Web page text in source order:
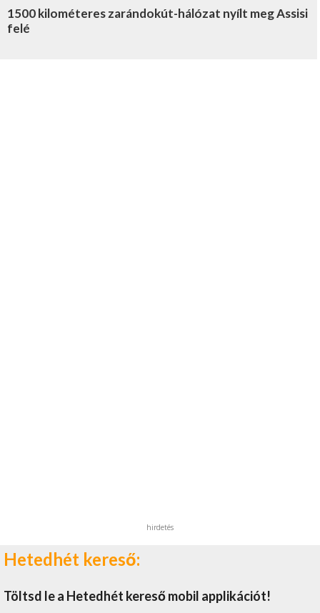
1500 kilométeres zarándokút-hálózat nyílt meg Assisi
felé
hirdetés
Hetedhét kereső:
Töltsd le a Hetedhét kereső mobil applikációt!